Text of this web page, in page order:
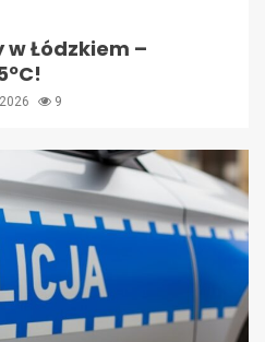
w Łódzkiem –
9